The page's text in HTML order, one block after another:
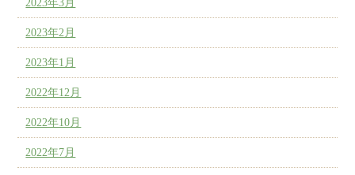
2023年3月
2023年2月
2023年1月
2022年12月
2022年10月
2022年7月